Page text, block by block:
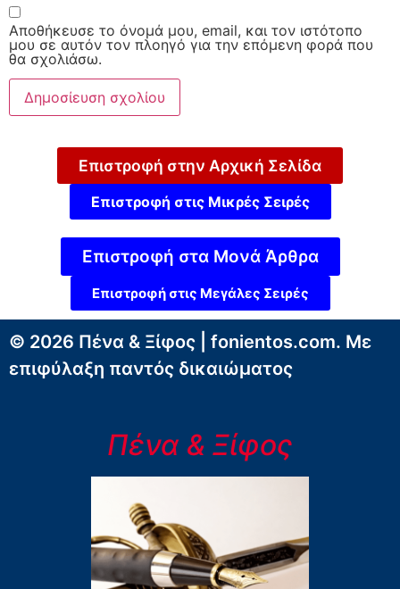
Αποθήκευσε το όνομά μου, email, και τον ιστότοπο
μου σε αυτόν τον πλοηγό για την επόμενη φορά που
θα σχολιάσω.
Επιστροφή στην Αρχική Σελίδα
Επιστροφή στις Μικρές Σειρές
Επιστροφή στα Μονά Άρθρα
Επιστροφή στις Μεγάλες Σειρές
© 2026 Πένα & Ξίφος | fonientos.com. Με
επιφύλαξη παντός δικαιώματος
Πένα & Ξίφος